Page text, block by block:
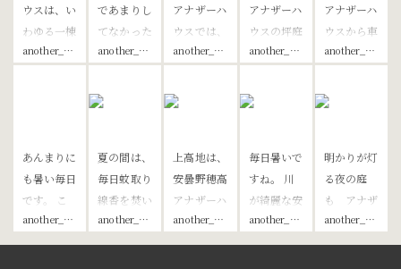
another_house_official
ウスは、い
わゆる一棟
貸し宿で
の受け渡し
もありませ
ん。 です
が、『おも
てなし』
another_house_official
であまりし
てなかった
キッチンの
安曇野穂高
お客様ご自
身で調理し
ていただく
事ができる
よう、調理
another_house_official
アナザーハ
ウスでは、
現在8月
8/28のご
のご滞在 9
月以降のご
予約を承っ
ておりま
す。 安曇
another_house_official
アナザーハ
ウスの坪庭
とお庭。
入りです。
レへ行く時
に通る窓か
ら見える坪
庭は これ
からもう少
another_house_official
アナザーハ
ウスから車
で5分程の
さん！ 味
あづみの公
園 堀金穂
高口 から
も車で7分
程。 カウ
another_house_official
あんまりに
も暑い毎日
です。 こ
んな時は北
アルプス牧
another_house_official
夏の間は、
毎日蚊取り
線香を焚い
てお待ちし
ておりま
another_house_official
上高地は、
安曇野穂高
アナザーハ
ウスから車
で1時間ち
another_house_official
毎日暑いで
すね。 川
が綺麗な安
曇野は ラ
フティング
another_house_official
明かりが灯
る夜の庭
も アナザ
ーハウスの
好きな景色